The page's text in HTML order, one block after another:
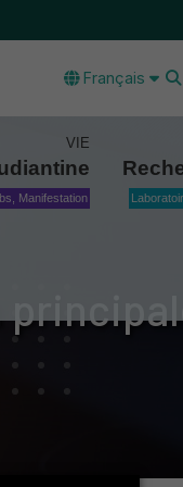
Français
VIE
Manifestation